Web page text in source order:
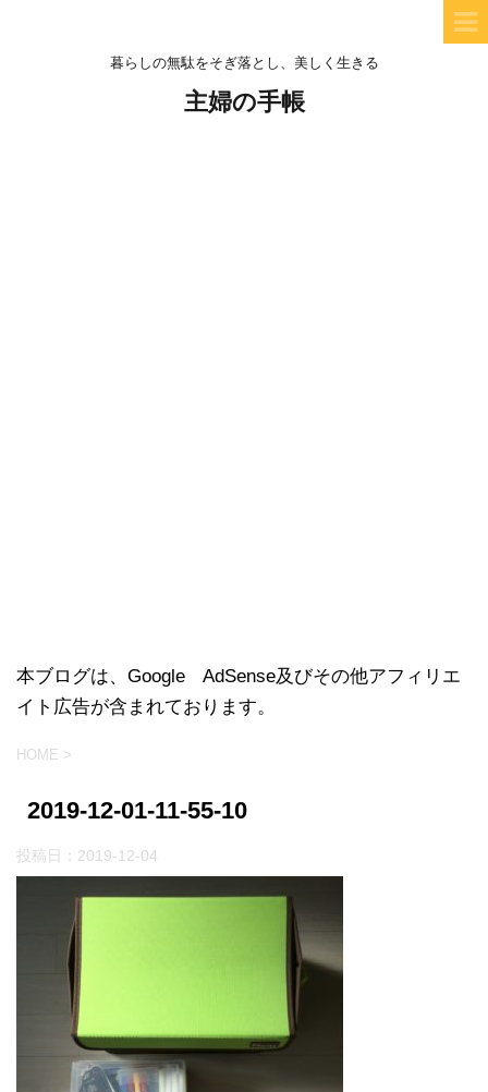
暮らしの無駄をそぎ落とし、美しく生きる
主婦の手帳
本ブログは、Google AdSense及びその他アフィリエ
イト広告が含まれております。
HOME >
2019-12-01-11-55-10
投稿日： 2019-12-04